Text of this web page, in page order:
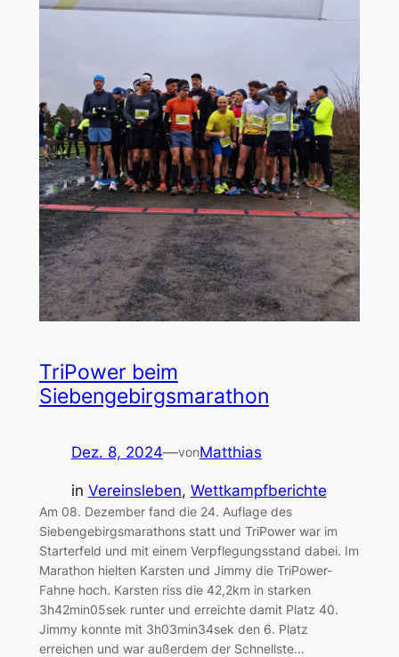
TriPower beim
Siebengebirgsmarathon
Dez. 8, 2024—vonMatthias
in Vereinsleben, Wettkampfberichte
Am 08. Dezember fand die 24. Auflage des
Siebengebirgsmarathons statt und TriPower war im
Starterfeld und mit einem Verpflegungsstand dabei. Im
Marathon hielten Karsten und Jimmy die TriPower-
Fahne hoch. Karsten riss die 42,2km in starken
3h42min05sek runter und erreichte damit Platz 40.
Jimmy konnte mit 3h03min34sek den 6. Platz
erreichen und war außerdem der Schnellste…